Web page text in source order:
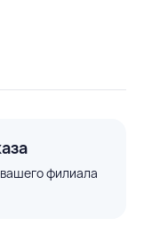
филиала